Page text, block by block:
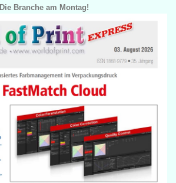
Die Branche am Montag!